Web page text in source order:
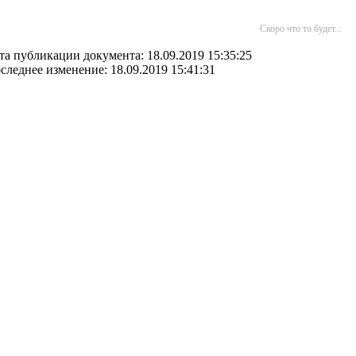
Скоро что то будет...
публикации документа: 18.09.2019 15:35:25
изменение: 18.09.2019 15:41:31